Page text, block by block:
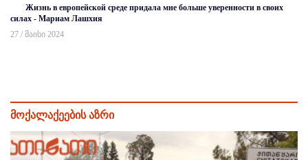
Жизнь в европейской среде придала мне больше уверенности в своих
силах - Мариам Лашхия
27 / მაისი 2024
მოქალაქეების აზრი